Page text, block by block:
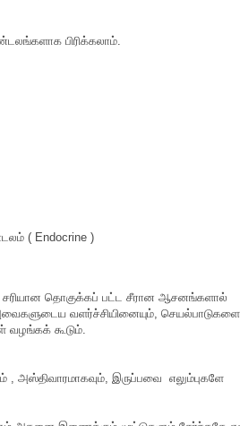
பிரிக்கலாம்.
( Endocrine )
சரியான தொகுக்கப் பட்ட சீரான ஆசனங்களால்
வளர்ச்சியினையும்,
கூடும்.
, அஸ்திவாரமாகவும், இருப்பவை எலும்புகளே